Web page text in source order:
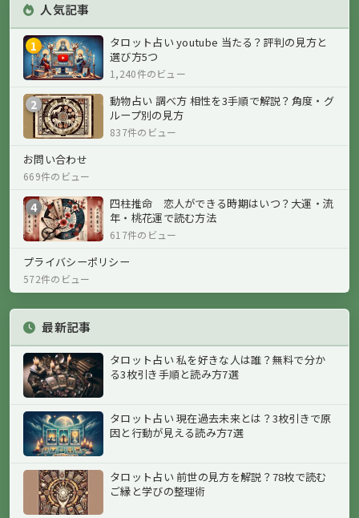
人気記事
1
タロット占い youtube 当たる？評判の見方と
選び方5つ
1,240件のビュー
2
動物占い 調べ方 相性を3手順で解説？角度・グ
ループ別の見方
837件のビュー
お問い合わせ
669件のビュー
4
四柱推命 恋人ができる時期はいつ？大運・流
年・桃花運で読む方法
617件のビュー
プライバシーポリシー
572件のビュー
最新記事
タロット占い 私を好きな人は誰？無料で分か
る3枚引き手順と読み方7選
タロット占い 現在過去未来とは？3枚引きで原
因と行動が見える読み方7選
タロット占い 前世の見方を解説？78枚で読む
ご縁と学びの整理術